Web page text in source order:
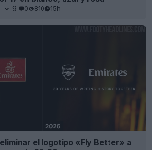
9 0 810 15h
el logotipo «Fly Better» a